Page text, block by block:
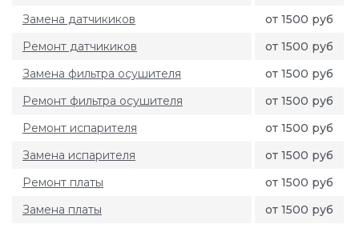
Замена датчикиков
от 1500 руб
Ремонт датчикиков
от 1500 руб
Замена фильтра осушителя
от 1500 руб
Ремонт фильтра осушителя
от 1500 руб
Ремонт испарителя
от 1500 руб
Замена испарителя
от 1500 руб
Ремонт платы
от 1500 руб
Замена платы
от 1500 руб